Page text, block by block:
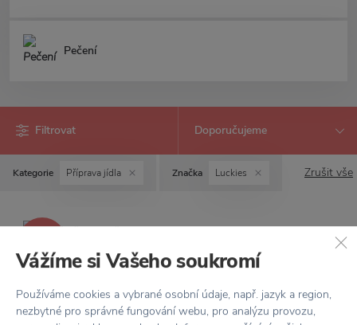
Pečení
Filtrovat
Kategorie Příprava jídla Značka Luckies Zrušit vše
Váleček na těsto s
Vážíme si Vašeho soukromí
Používáme cookies a vybrané osobní údaje, např. jazyk a region,
nezbytné pro správné fungování webu, pro analýzu provozu,